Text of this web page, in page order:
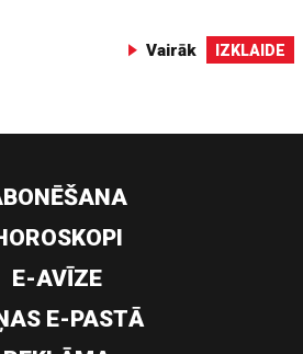
Vairāk IZKLAIDE
E-AVĪZE
E-PASTĀ